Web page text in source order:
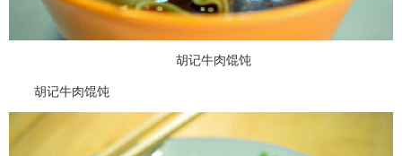
胡记牛肉馄饨
胡记牛肉馄饨